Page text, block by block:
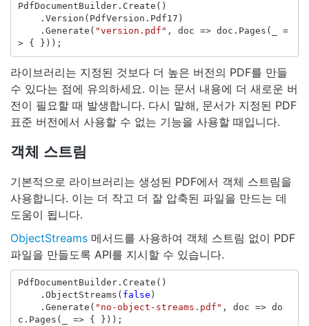
PdfDocumentBuilder. Create ()
. Version ( PdfVersion . Pdf17 )
. Generate ( "version.pdf" , doc => doc . Pages (
=
>
{ }));
라이브러리는 지정된 것보다 더 높은 버전의 PDF를 만들
수 있다는 점에 유의하세요. 이는 문서 내용에 더 새로운 버
전이 필요할 때 발생합니다. 다시 말해, 문서가 지정된 PDF
표준 버전에서 사용할 수 없는 기능을 사용할 때입니다.
객체 스트림
기본적으로 라이브러리는 생성된 PDF에서 객체 스트림을
사용합니다. 이는 더 작고 더 잘 압축된 파일을 만드는 데
도움이 됩니다.
ObjectStreams 메서드를 사용하여 객체 스트림 없이 PDF
파일을 만들도록 API를 지시할 수 있습니다.
PdfDocumentBuilder. Create ()
. ObjectStreams ( false )
. Generate ( "no-object-streams.pdf" , doc => do
c . Pages ( => { }));